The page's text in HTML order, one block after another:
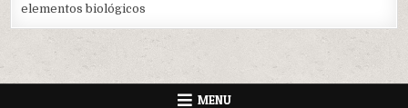
elementos biológicos
MENU